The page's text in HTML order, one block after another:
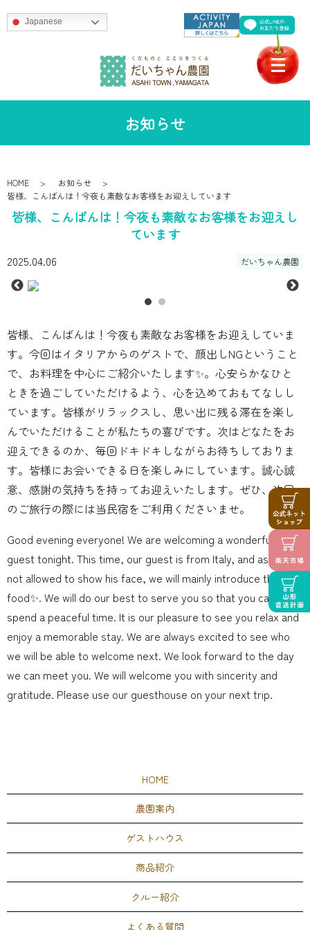
Japanese
お知らせ
HOME
お知らせ
皆様、こんばんは！今夜も素敵なお客様をお迎えしています
皆様、こんばんは！今夜も素敵なお客様をお迎えし
ています
2025.04.06 だいちゃん農園
皆様、こんばんは！今夜も素敵なお客様をお迎えしていま
す。今回はイタリアからのゲストで、顔出しNGということ
で、お料理を中心にご紹介いたします✨。心安らかなひと
ときを過ごしていただけるよう、心を込めておもてなしし
ています。皆様がリラックスし、思い出に残る滞在を楽し
んでいただけることが私たちの喜びです。次はどなたをお
迎えできるのか、毎回ドキドキしながらお待ちしておりま
す。皆様にお会いできる日を楽しみにしています。誠心誠
意、感謝の気持ちを持ってお迎えいたします。ぜひ、次回
のご旅行の際には当民宿をご利用くださいませ。
Good evening everyone! We are welcoming a wonderful
guest tonight. This time, our guest is from Italy, and as he is
not allowed to show his face, we will mainly introduce the
food✨. We will do our best to serve you so that you can
spend a peaceful time. It is our pleasure to see you relax and
enjoy a memorable stay. We are always excited to see who
we will be able to welcome next. We look forward to the day
we can meet you. We will welcome you with sincerity and
gratitude. Please use our guesthouse on your next trip.
HOME
農園案内
ゲストハウス
商品紹介
クルー紹介
よくある質問